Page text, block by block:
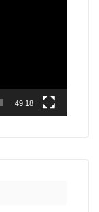
49:18